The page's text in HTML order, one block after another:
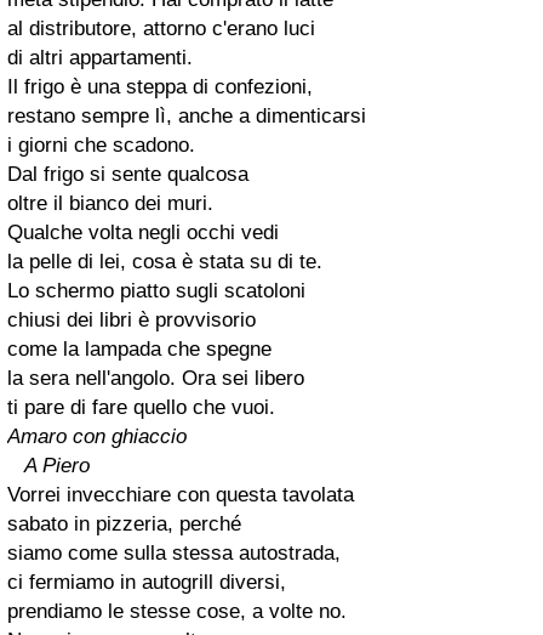
al distributore, attorno c'erano luci
di altri appartamenti.
Il frigo è una steppa di confezioni,
restano sempre lì, anche a dimenticarsi
i giorni che scadono.
Dal frigo si sente qualcosa
oltre il bianco dei muri.
Qualche volta negli occhi vedi
la pelle di lei, cosa è stata su di te.
Lo schermo piatto sugli scatoloni
chiusi dei libri è provvisorio
come la lampada che spegne
la sera nell'angolo. Ora sei libero
ti pare di fare quello che vuoi.
Amaro con ghiaccio
A Piero
Vorrei invecchiare con questa tavolata
sabato in pizzeria, perché
siamo come sulla stessa autostrada,
ci fermiamo in autogrill diversi,
prendiamo le stesse cose, a volte no.